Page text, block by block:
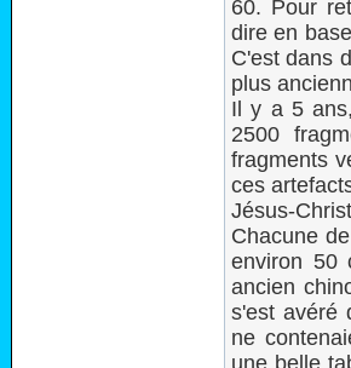
60. Pour
dire en
C'est dans
plus
Il y a 5
2500
fragments
ces
Jésus-
Chacune
environ 50
ancien
s'est avéré
ne